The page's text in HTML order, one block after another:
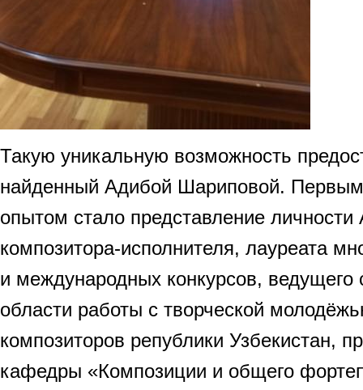
Такую уникальную возможность
найденный Адибой Шариповой.
опытом стало представление
композитора-исполнителя, лауреата
и международных конкурсов, ведущего
области работы с творческой
композиторов републики Узбекистан,
кафедры «Композиции и общего